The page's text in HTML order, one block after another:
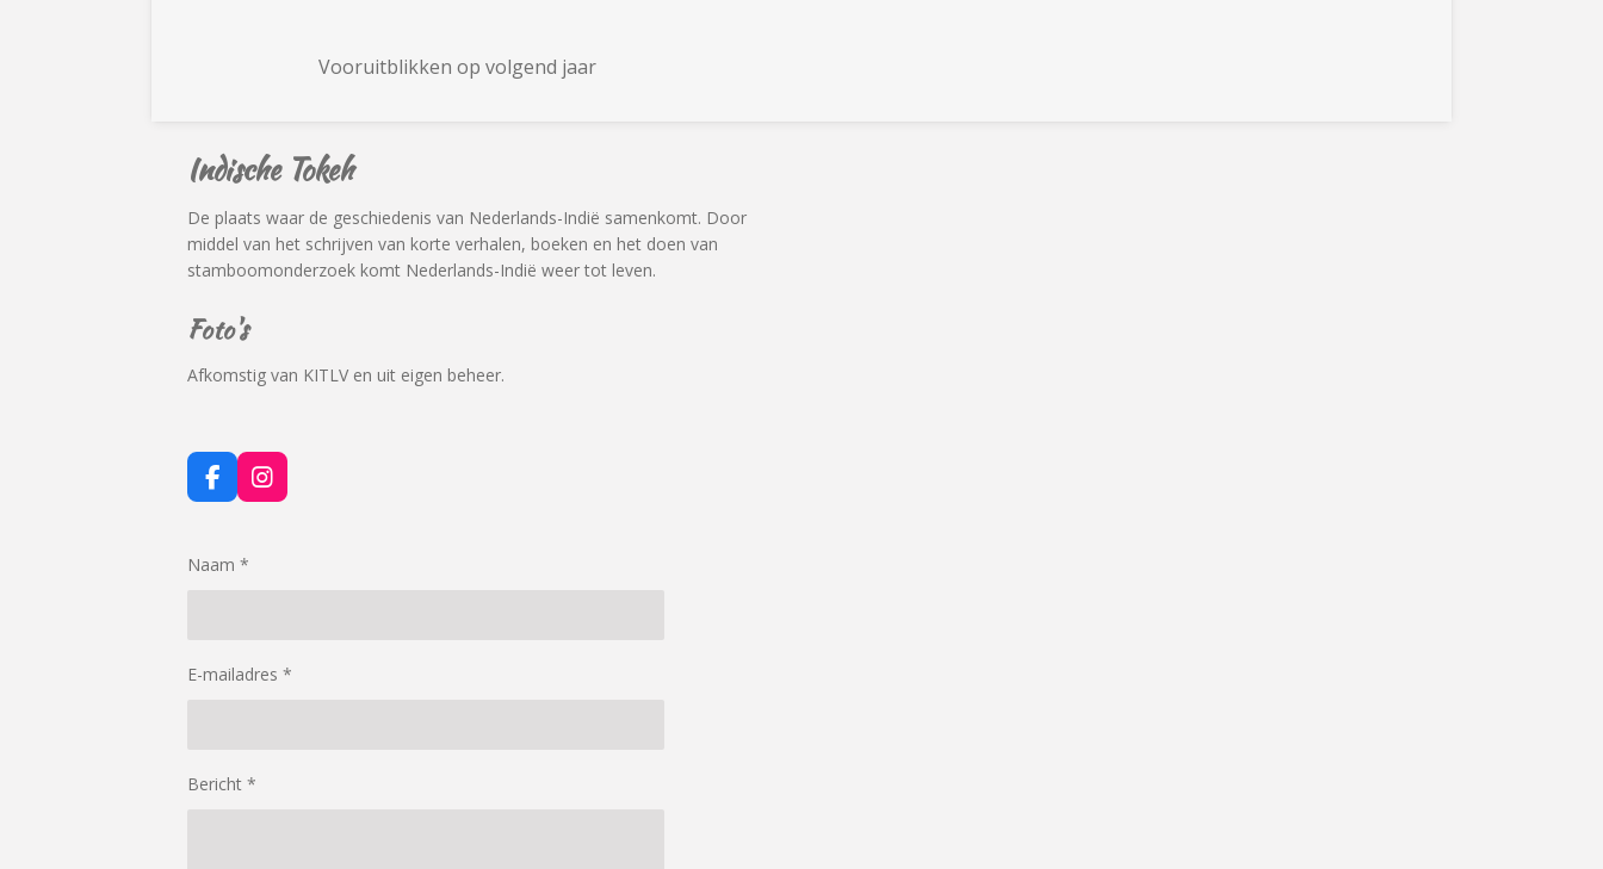
Vooruitblikken op volgend jaar
Indische Tokeh
De plaats waar de geschiedenis van Nederlands-Indië samenkomt. Door
middel van het schrijven van korte verhalen, boeken en het doen van
stamboomonderzoek komt Nederlands-Indië weer tot leven.
Foto's
Afkomstig van KITLV en uit eigen beheer.
F
a
b
I
n
m
Naam *
E-mailadres *
Bericht *